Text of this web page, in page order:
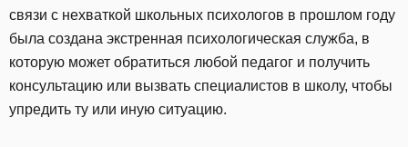
связи с нехваткой школьных психологов в прошлом году
была создана экстренная психологическая служба, в
которую может обратиться любой педагог и получить
консультацию или вызвать специалистов в школу, чтобы
упредить ту или иную ситуацию.